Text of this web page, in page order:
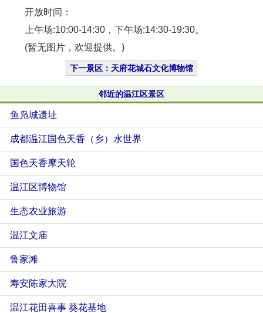
开放时间：
上午场:10:00-14:30，下午场:14:30-19:30。
(暂无图片，欢迎提供。)
下一景区：天府花城石文化博物馆
邻近的温江区景区
鱼凫城遗址
成都温江国色天香（乡）水世界
国色天香摩天轮
温江区博物馆
生态农业旅游
温江文庙
鲁家滩
寿安陈家大院
温江花田喜事 葵花基地